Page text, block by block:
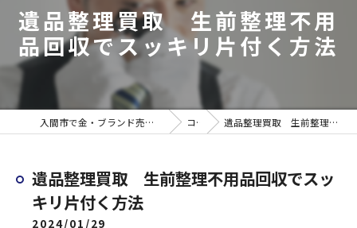
遺品整理買取 生前整理不用
品回収でスッキリ片付く方法
入間市で金・ブランド売るなら買取大吉 ウエスタ武蔵藤沢店 コラム 遺品整理買取 生前整理不用品回収でスッキリ片付く方法
遺品整理買取 生前整理不用品回収でスッ
キリ片付く方法
2024/01/29